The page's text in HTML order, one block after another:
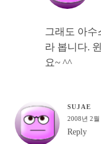
그래도 아수
라 봅니다.
요~ ^^
SUJAE
2008년 2월
Reply